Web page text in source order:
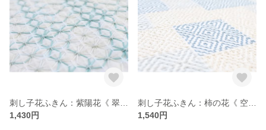
1,430円
1,540円